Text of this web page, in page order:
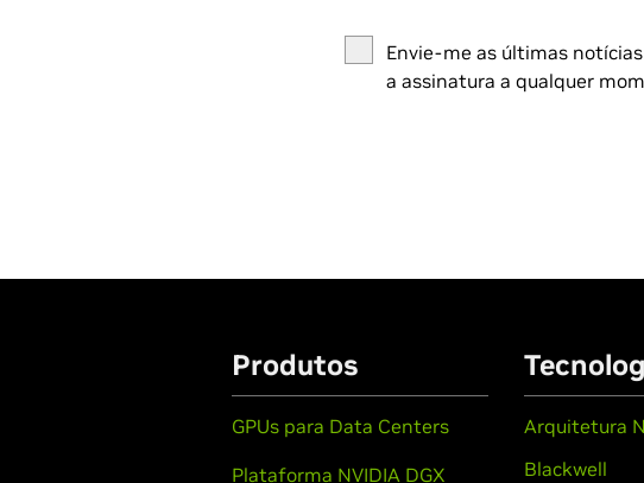
Envie-me as últimas
a assinatura a qualquer
Produtos
GPUs para Data Centers
Plataforma NVIDIA DGX
Arquitetura
Blackwell